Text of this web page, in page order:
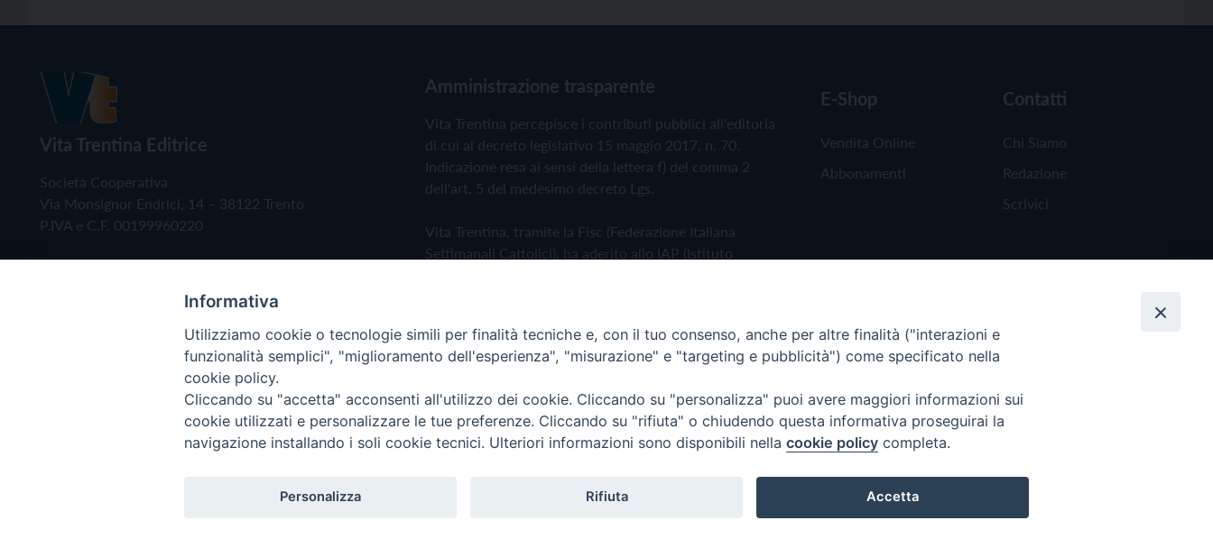
Vita Trentina Editrice
Società Cooperativa
Via Monsignor Endrici, 14 – 38122 Trento
P.IVA e C.F. 00199960220
Amministrazione trasparente
Vita Trentina percepisce i contributi pubblici all'editoria
di cui al decreto legislativo 15 maggio 2017, n. 70.
Indicazione resa ai sensi della lettera f) del comma 2
dell'art. 5 del medesimo decreto Lgs.
Vita Trentina, tramite la Fisc (Federazione Italiana
Settimanali Cattolici), ha aderito allo IAP (Istituto
Privacy Policy Cookie Policy
E-Shop
Vendita Online
Abbonamenti
Contatti
Chi Siamo
Redazione
Scrivici
Copyright © 2019 - Tutti i diritti riservati - Vita Trentina Editrice
Informativa
Utilizziamo cookie o tecnologie simili per finalità tecniche e, con il tuo consenso, anche per altre finalità ("interazioni e
funzionalità semplici", "miglioramento dell'esperienza", "misurazione" e "targeting e pubblicità") come specificato nella
cookie policy.
Cliccando su "accetta" acconsenti all'utilizzo dei cookie. Cliccando su "personalizza" puoi avere maggiori informazioni sui
cookie utilizzati e personalizzare le tue preferenze. Cliccando su "rifiuta" o chiudendo questa informativa proseguirai la
navigazione installando i soli cookie tecnici. Ulteriori informazioni sono disponibili nella cookie policy completa.
Personalizza Rifiuta Accetta